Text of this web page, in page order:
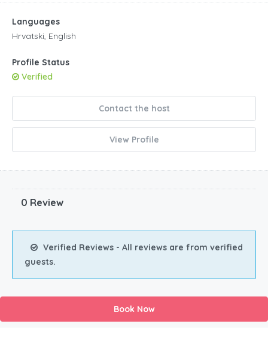
Languages
Hrvatski, English
Profile Status
Verified
Contact the host
View Profile
0 Review
Verified Reviews - All reviews are from verified
guests.
Book Now